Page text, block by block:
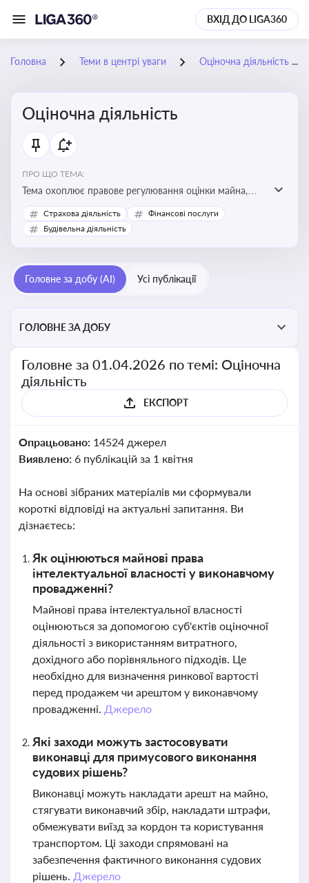
ВХІД ДО LIGA360
Головна Теми в центрі уваги Оціночна діяльність
Оціночна діяльність
ПРО ЩО ТЕМА:
Тема охоплює правове регулювання оцінки майна,
майнових прав і професійної діяльності оцінювачів,
включно з кваліфікаційними вимогами, звітністю та
корисне для власника бізнесу, керівника, юриста або
бухгалтера під час оподаткування, приватизації,
перевірки статусу суб'єктів оціночної діяльності
Страхова діяльність
Фінансові послуги
Будівельна діяльність
Головне за добу (AI) Усі публікації
ГОЛОВНЕ ЗА ДОБУ
Головне за 01.04.2026 по темі: Оціночна
діяльність
ЕКСПОРТ
Опрацьовано: 14524 джерел
Виявлено: 6 публікацій за 1 квітня
На основі зібраних матеріалів ми сформували
короткі відповіді на актуальні запитання. Ви
дізнаєтесь:
Як оцінюються майнові права
інтелектуальної власності у виконавчому
провадженні?
Майнові права інтелектуальної власності
оцінюються за допомогою суб'єктів оціночної
діяльності з використанням витратного,
дохідного або порівняльного підходів. Це
необхідно для визначення ринкової вартості
перед продажем чи арештом у виконавчому
провадженні. Джерело
Які заходи можуть застосовувати
виконавці для примусового виконання
судових рішень?
Виконавці можуть накладати арешт на майно,
стягувати виконавчий збір, накладати штрафи,
обмежувати виїзд за кордон та користування
транспортом. Ці заходи спрямовані на
забезпечення фактичного виконання судових
рішень. Джерело